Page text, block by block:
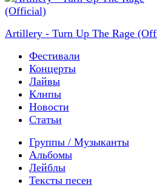
Artillery - Turn Up The Rage
Фестивали
Концерты
Лайвы
Клипы
Новости
Статьи
Группы / Музыканты
Альбомы
Лейблы
Тексты песен